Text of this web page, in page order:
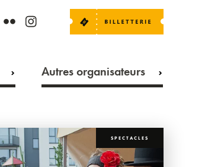
Autres organisateurs
SPECTACLES